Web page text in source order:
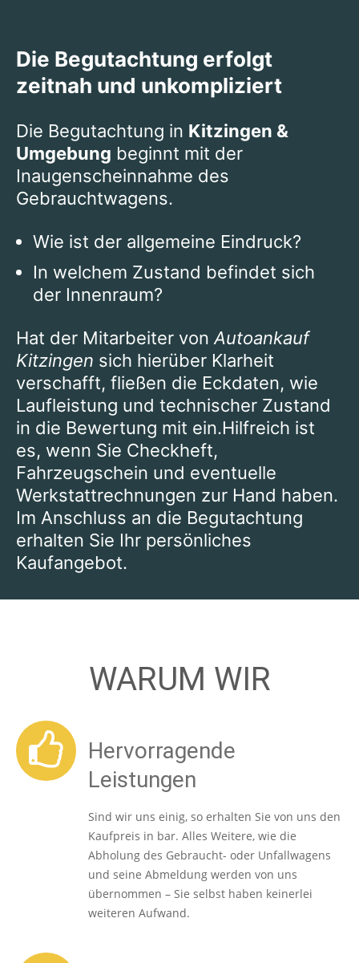
Die Begutachtung erfolgt
zeitnah und unkompliziert
Die Begutachtung in Kitzingen &
Umgebung beginnt mit der
Inaugenscheinnahme des
Gebrauchtwagens.
Wie ist der allgemeine Eindruck?
In welchem Zustand befindet sich
der Innenraum?
Hat der Mitarbeiter von Autoankauf
Kitzingen sich hierüber Klarheit
verschafft, fließen die Eckdaten, wie
Laufleistung und technischer Zustand
in die Bewertung mit ein.Hilfreich ist
es, wenn Sie Checkheft,
Fahrzeugschein und eventuelle
Werkstattrechnungen zur Hand haben.
Im Anschluss an die Begutachtung
erhalten Sie Ihr persönliches
Kaufangebot.
WARUM WIR
Hervorragende
Leistungen
Sind wir uns einig, so erhalten Sie von uns den
Kaufpreis in bar. Alles Weitere, wie die
Abholung des Gebraucht- oder Unfallwagens
und seine Abmeldung werden von uns
übernommen – Sie selbst haben keinerlei
weiteren Aufwand.